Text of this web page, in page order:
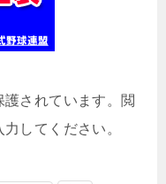
されています。閲
してください。